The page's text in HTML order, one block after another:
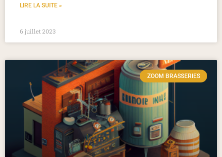
LIRE LA SUITE »
6 juillet 2023
ZOOM BRASSERIES